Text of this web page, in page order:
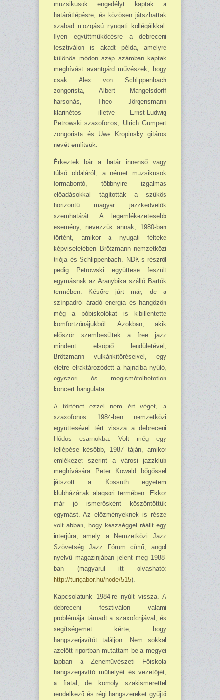
muzsikusok engedélyt kaptak a
határátlépésre, és közösen játszhattak
szabad mozgású nyugati kollégáikkal.
Ilyen együttműködésre a debreceni
fesztiválon is akadt példa, amelyre
különös módon szép számban kaptak
meghívást avantgárd művészek, hogy
csak Alex von Schlippenbach
zongorista, Albert Mangelsdorff
harsonás, Theo Jörgensmann
klarinétos, illetve Ernst-Ludwig
Petrowski szaxofonos, Ulrich Gumpert
zongorista és Uwe Kropinsky gitáros
nevét említsük.
Érkeztek bár a határ innenső vagy
túlsó oldaláról, a német muzsikusok
formabontó, többnyire izgalmas
előadásokkal tágították a szűkös
horizontú magyar jazzkedvelők
szemhatárát. A legemlékezetesebb
esemény, nevezzük annak, 1980-ban
történt, amikor a nyugati félteke
képviseletében Brötzmann nemzetközi
triója és Schlippenbach, NDK-s részről
pedig Petrowski együttese feszült
egymásnak az Aranybika szálló Bartók
termében. Későre járt már, de a
színpadról áradó energia és hangözön
még a bóbiskolókat is kibillentette
komfortzónájukból. Azokban, akik
először szembesültek a free jazz
mindent elsöprő lendületével,
Brötzmann vulkánkitöréseivel, egy
életre elraktározódott a hajnalba nyúló,
egyszeri és megismételhetetlen
koncert hangulata.
A történet ezzel nem ért véget, a
szaxofonos 1984-ben nemzetközi
együttesével tért vissza a debreceni
Hódos csarnokba. Volt még egy
fellépése később, 1987 táján, amikor
emlékezet szerint a városi jazzklub
meghívására Peter Kowald bőgőssel
játszott a Kossuth egyetem
klubházának alagsori termében. Ekkor
már jó ismerősként köszöntöttük
egymást. Az előzményeknek is része
volt abban, hogy készséggel ráállt egy
interjúra, amely a Nemzetközi Jazz
Szövetség Jazz Fórum című, angol
nyelvű magazinjában jelent meg 1988-
ban (magyarul itt olvasható:
http://turigabor.hu/node/515).
Kapcsolatunk 1984-re nyúlt vissza. A
debreceni fesztiválon valami
problémája támadt a szaxofonjával, és
segítségemet kérte, hogy
hangszerjavítót találjon. Nem sokkal
azelőtt riportban mutattam be a megyei
lapban a Zeneművészeti Főiskola
hangszerjavító műhelyét és vezetőjét,
a fiatal, de komoly szakismerettel
rendelkező és régi hangszereket gyűjtő